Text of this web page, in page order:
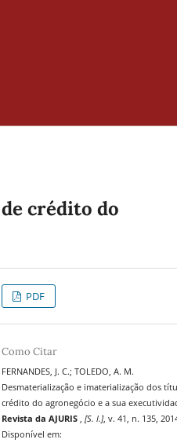
crédito do
PDF
Como Citar
FERNANDES, J. C.; TOLEDO, A. M.
Desmaterialização e imaterialização dos
crédito do agronegócio e a sua
Revista da AJURIS,[S. l.], v. 41, n. 135,
Disponível em: